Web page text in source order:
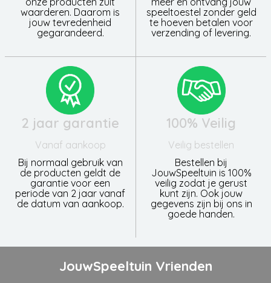
waarderen. Daarom is
jouw tevredenheid
gegarandeerd.
speeltoestel zonder geld
te hoeven betalen voor
verzending of levering.
2 jaar garantie
Vanaf aankoop
Bij normaal gebruik van
de producten geldt de
garantie voor een
periode van 2 jaar vanaf
de datum van aankoop.
100% Veilig
Veilig bestellen
Bestellen bij
JouwSpeeltuin is 100%
veilig zodat je gerust
kunt zijn. Ook jouw
gegevens zijn bij ons in
goede handen.
JouwSpeeltuin Vrienden